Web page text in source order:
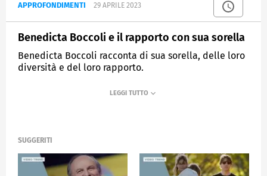
APPROFONDIMENTI 29 APRILE 2023
Benedicta Boccoli e il rapporto con sua sorella
Benedicta Boccoli racconta di sua sorella, delle loro
diversità e del loro rapporto.
VERISSIMO
SUGGERITI